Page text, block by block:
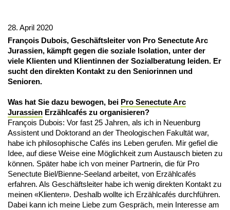
28. April 2020
François Dubois, Geschäftsleiter von Pro Senectute Arc
Jurassien, kämpft gegen die soziale Isolation, unter der
viele Klienten und Klientinnen der Sozialberatung leiden. Er
sucht den direkten Kontakt zu den Seniorinnen und
Senioren.
Was hat Sie dazu bewogen, bei Pro Senectute Arc
Jurassien Erzählcafés zu organisieren?
François Dubois: Vor fast 25 Jahren, als ich in Neuenburg
Assistent und Doktorand an der Theologischen Fakultät war,
habe ich philosophische Cafés ins Leben gerufen. Mir gefiel die
Idee, auf diese Weise eine Möglichkeit zum Austausch bieten zu
können. Später habe ich von meiner Partnerin, die für Pro
Senectute Biel/Bienne-Seeland arbeitet, von Erzählcafés
erfahren. Als Geschäftsleiter habe ich wenig direkten Kontakt zu
meinen «Klienten». Deshalb wollte ich Erzählcafés durchführen.
Dabei kann ich meine Liebe zum Gespräch, mein Interesse am